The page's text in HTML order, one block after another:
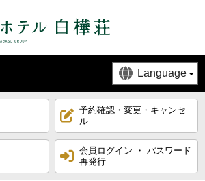
予約確認・変更・キャンセ
ル
会員ログイン ・ パスワード
再発行